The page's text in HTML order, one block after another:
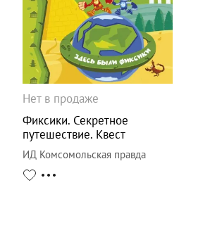
Нет в продаже
Фиксики. Секретное
путешествие. Квест
ИД Комсомольская правда